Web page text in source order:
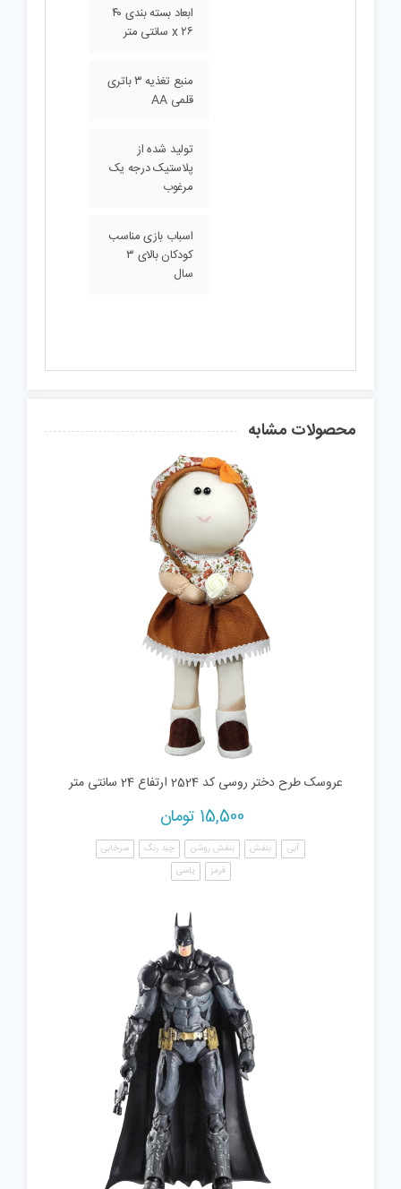
ابعاد بسته بندی ۴۰
x ۲۶ سانتی متر
منبع تغذیه ۳ باتری
قلمی AA
تولید شده از
پلاستیک درجه یک
مرغوب
اسباب بازی مناسب
کودکان بالای ۳
سال
محصولات مشابه
عروسک طرح دختر روسی کد 2524 ارتفاع 24 سانتی متر
15,500 تومان
آبی بنفش بنفش روشن چند رنگ
سرخابی
قرمز
یاسی